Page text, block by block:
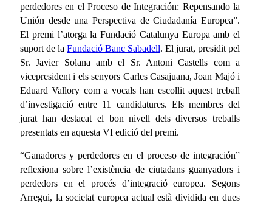
perdedores en el Proceso de Integración: Repensando la
Unión desde una Perspectiva de Ciudadanía Europea”.
El premi l’atorga la Fundació Catalunya Europa amb el
suport de la Fundació Banc Sabadell. El jurat, presidit pel
Sr. Javier Solana amb el Sr. Antoni Castells com a
vicepresident i els senyors Carles Casajuana, Joan Majó i
Eduard Vallory com a vocals han escollit aquest treball
d’investigació entre 11 candidatures. Els membres del
jurat han destacat el bon nivell dels diversos treballs
presentats en aquesta VI edició del premi.
“Ganadores y perdedores en el proceso de integración”
reflexiona sobre l’existència de ciutadans guanyadors i
perdedors en el procés d’integració europea. Segons
Arregui, la societat europea actual està dividida en dues